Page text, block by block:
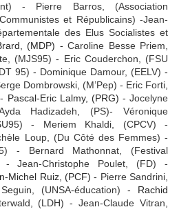
- Pierre Barros, (Association
et Républicains) -Jean-
des Elus Socialistes et
, (MDP) - Caroline Besse Priem
(MJS95) - Eric Couderchon , (FSU
95) - Dominique Damour, (EELV) -
Dombrowski, (M’Pep) - Eric Forti,
Pascal-Eric Lalmy, (PRG) - Jocelyne
Hadizadeh, (PS)- Véronique
- Meriem Khaldi , (CPCV) -
Loup, (Du Côté des Femmes) -
- Bernard Mathonnat , (Festival
- Jean-Christophe Poulet, (FD) -
Michel Ruiz, (PCF) - Pierre Sandrini
(UNSA-éducation) - Rachid
(LDH) - Jean-Claude Vitran